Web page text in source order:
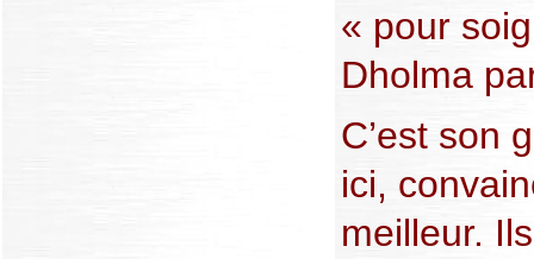
« pour
Dholma
C’est son
ici,
meilleur.